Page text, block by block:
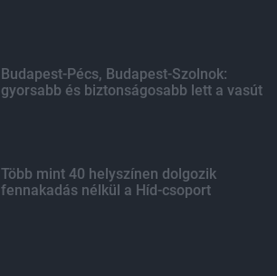
Budapest-Pécs, Budapest-Szolnok:
gyorsabb és biztonságosabb lett a vasút
Több mint 40 helyszínen dolgozik
fennakadás nélkül a Híd-csoport